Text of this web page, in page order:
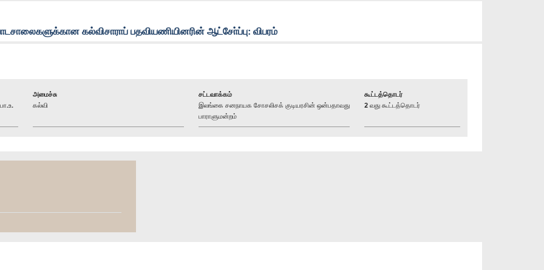
கல்விசாராப் பதவியணியினரின் ஆட்சோ்ப்பு: விபரம்
அமைச்சு
கல்வி
சட்டவாக்கம்
இலங்கை சனநாயக சோசலிசக் குடியரசின் ஒன்பதாவது
பாராளுமன்றம்
கூட்டத்தொடர்
2 வது கூட்டத்தொடர்